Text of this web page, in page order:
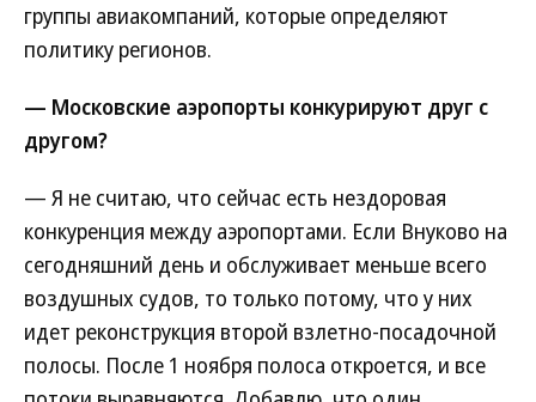
группы авиакомпаний, которые определяют
политику регионов.
— Московские аэропорты конкурируют друг с
другом?
— Я не считаю, что сейчас есть нездоровая
конкуренция между аэропортами. Если Внуково на
сегодняшний день и обслуживает меньше всего
воздушных судов, то только потому, что у них
идет реконструкция второй взлетно-посадочной
полосы. После 1 ноября полоса откроется, и все